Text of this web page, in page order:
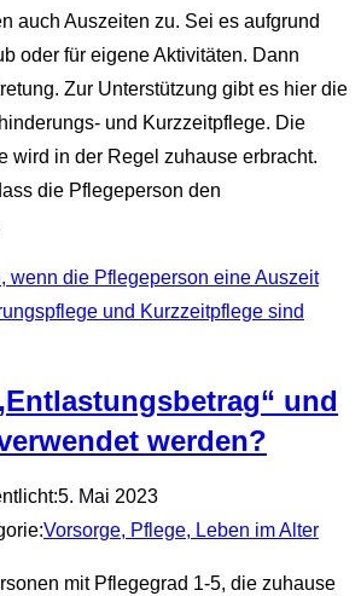
auch Auszeiten zu. Sei es aufgrund
oder für eigene Aktivitäten. Dann
Zur Unterstützung gibt es hier die
und Kurzzeitpflege. Die
wird in der Regel zuhause erbracht.
die Pflegeperson den
wenn die Pflegeperson eine Auszeit
und Kurzzeitpflege sind
und
werden?
5. Mai 2023
Vorsorge, Pflege, Leben im Alter
mit Pflegegrad 1-5, die zuhause